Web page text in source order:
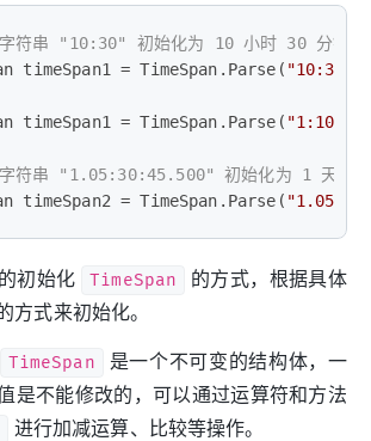
符串 "10:30" 初始化为 10 小时 30 分钟
timeSpan1 = TimeSpan.Parse( "10:30"
timeSpan1 = TimeSpan.Parse(
符串 "1.05:30:45.500" 初始化为 1 天 5
timeSpan2 = TimeSpan.Parse(
初始化 TimeSpan
的方式，根据具体
方式来初始化。
TimeSpan
是一个不可变的结构体，一
是不能修改的，可以通过运算符和方法
进行加减运算、比较等操作。